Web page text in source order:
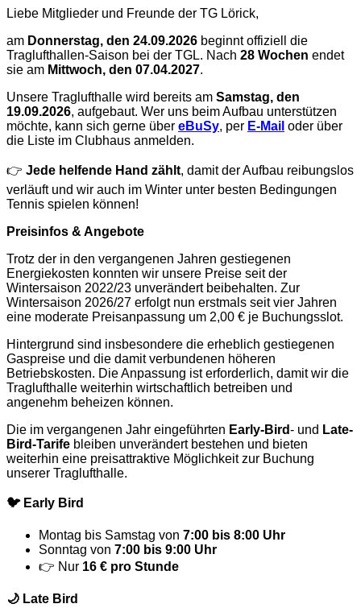
Liebe Mitglieder und Freunde der TG Lörick,
am Donnerstag, den 24.09.2026 beginnt offiziell die
Traglufthallen-Saison bei der TGL. Nach 28 Wochen endet
sie am Mittwoch, den 07.04.2027.
Unsere Traglufthalle wird bereits am Samstag, den
19.09.2026, aufgebaut. Wer uns beim Aufbau unterstützen
möchte, kann sich gerne über eBuSy, per E-Mail oder über
die Liste im Clubhaus anmelden.
👉 Jede helfende Hand zählt, damit der Aufbau reibungslos
verläuft und wir auch im Winter unter besten Bedingungen
Tennis spielen können!
Preisinfos & Angebote
Trotz der in den vergangenen Jahren gestiegenen
Energiekosten konnten wir unsere Preise seit der
Wintersaison 2022/23 unverändert beibehalten. Zur
Wintersaison 2026/27 erfolgt nun erstmals seit vier Jahren
eine moderate Preisanpassung um 2,00 € je Buchungsslot.
Hintergrund sind insbesondere die erheblich gestiegenen
Gaspreise und die damit verbundenen höheren
Betriebskosten. Die Anpassung ist erforderlich, damit wir die
Traglufthalle weiterhin wirtschaftlich betreiben und
angenehm beheizen können.
Die im vergangenen Jahr eingeführten Early-Bird- und Late-
Bird-Tarife bleiben unverändert bestehen und bieten
weiterhin eine preisattraktive Möglichkeit zur Buchung
unserer Traglufthalle.
🐦 Early Bird
Montag bis Samstag von 7:00 bis 8:00 Uhr
Sonntag von 7:00 bis 9:00 Uhr
👉 Nur 16 € pro Stunde
🌙 Late Bird